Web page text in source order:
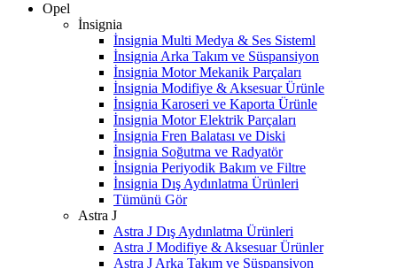
Opel
İnsignia
İnsignia Multi Medya & Ses Sisteml
İnsignia Arka Takım ve Süspansiyon
İnsignia Motor Mekanik Parçaları
İnsignia Modifiye & Aksesuar Ürünle
İnsignia Karoseri ve Kaporta Ürünle
İnsignia Motor Elektrik Parçaları
İnsignia Fren Balatası ve Diski
İnsignia Soğutma ve Radyatör
İnsignia Periyodik Bakım ve Filtre
İnsignia Dış Aydınlatma Ürünleri
Tümünü Gör
Astra J
Astra J Dış Aydınlatma Ürünleri
Astra J Modifiye & Aksesuar Ürünler
Astra J Arka Takım ve Süspansiyon